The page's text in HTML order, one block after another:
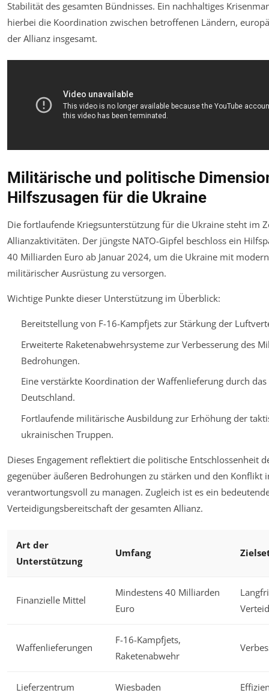
Stabilität des gesamten Bündnisses. Ein nachhaltiges
hierbei die Koordination zwischen betroffenen Ländern,
der Allianz insgesamt.
Militärische und politische
Hilfszusagen für die Ukraine
Die fortlaufende Kriegsunterstützung für die Ukraine steht im
Allianzaktivitäten. Der jüngste NATO-Gipfel beschloss ein
40 Milliarden Euro ab Januar 2024, um die Ukraine mit
militärischer Ausrüstung zu versorgen.
Wichtige Punkte dieser Unterstützung im Überblick:
Bereitstellung von F-16-Kampfjets zur Stärkung der
Erweiterte Raketenabwehrsysteme zur Verbesserung des
Bedrohungen.
Eine verstärkte Koordination der Waffenlieferung durch
Deutschland.
Fortlaufende militärische Ausbildung zur Erhöhung der
ukrainischen Truppen.
Dieses Engagement reflektiert die politische Entschlossenheit
gegenüber äußeren Bedrohungen zu stärken und den Konflikt
verantwortungsvoll zu managen. Zugleich ist es ein
Verteidigungsbereitschaft der gesamten Allianz.
Art der
Unterstützung
Umfang
Finanzielle Mittel
Mindestens 40 Milliarden
Euro
Waffenlieferungen
F-16-Kampfjets,
Raketenabwehr
Lieferzentrum Wiesbaden